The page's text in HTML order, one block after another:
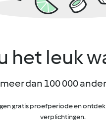
het leuk
dan 100 000
gratis proefperiode en
verplichtingen.